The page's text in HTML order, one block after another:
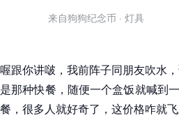
来自狗狗纪念币 · 灯具
喔跟你讲啵，我前阵子同朋友吹水
是那种快餐，随便一个盒饭就喊到
餐，很多人就好奇了，这价格咋就